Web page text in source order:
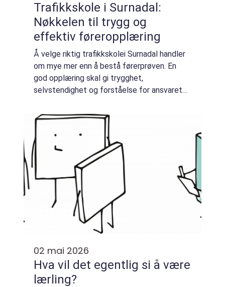
Trafikkskole i Surnadal:
Nøkkelen til trygg og
effektiv føreropplæring
Å velge riktig trafikkskolei Surnadal handler
om mye mer enn å bestå førerprøven. En
god opplæring skal gi trygghet,
selvstendighet og forståelse for ansvaret
02 mai 2026
Hva vil det egentlig si å være
lærling?